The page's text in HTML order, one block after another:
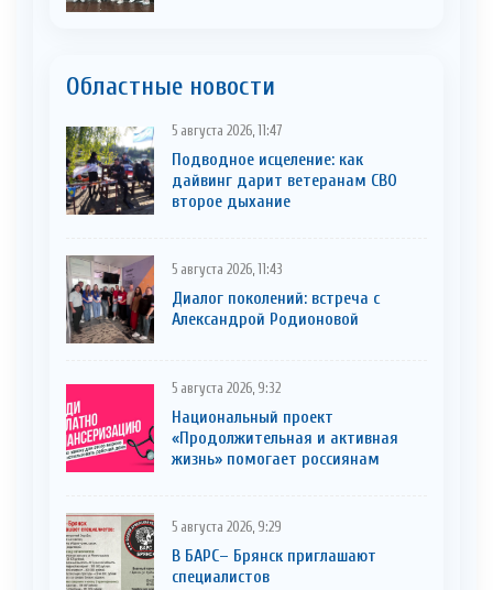
Областные новости
5 августа 2026, 11:47
Подводное исцеление: как
дайвинг дарит ветеранам СВО
второе дыхание
5 августа 2026, 11:43
Диалог поколений: встреча с
Александрой Родионовой
5 августа 2026, 9:32
Национальный проект
«Продолжительная и активная
жизнь» помогает россиянам
5 августа 2026, 9:29
В БАРС– Брянcк приглaшают
cпециaлистoв